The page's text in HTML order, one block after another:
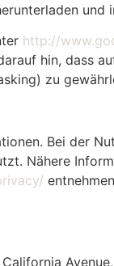
und
http://
hin, dass
zu
Bei der
Nähere